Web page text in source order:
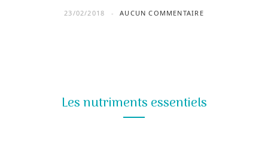
23/02/2018 AUCUN COMMENTAIRE
Les nutriments essentiels